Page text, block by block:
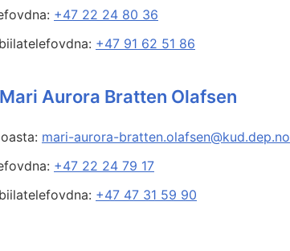
+47 22 24 80 36
+47 91 62 51 86
Aurora Bratten Olafsen
mari-aurora-bratten.olafsen@kud.dep.no
+47 22 24 79 17
+47 47 31 59 90